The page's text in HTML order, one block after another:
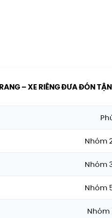
– XE RIÊNG ĐƯA ĐÓN
Nhóm
Nhóm
Nhóm
Nhóm